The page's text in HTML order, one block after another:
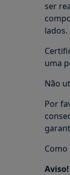
ser
lados.
uma
Não
Por
Aviso!